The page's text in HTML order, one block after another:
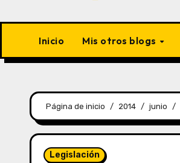
Inicio Mis otros blogs
Página de inicio 2014 junio
Legislación